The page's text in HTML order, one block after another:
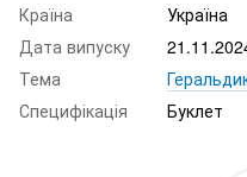
Країна
Україна
Дата випуску
Тема
Специфікація
Буклет